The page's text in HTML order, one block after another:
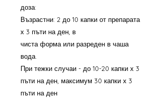
доза:
Възрастни: 2 до 10 капки от препарата
х 3 пъти на ден, в
чиста форма или разреден в чаша
вода.
При тежки случаи - до 10-20 капки х 3
пъти на ден, максимум 30 капки х 3
пъти на ден